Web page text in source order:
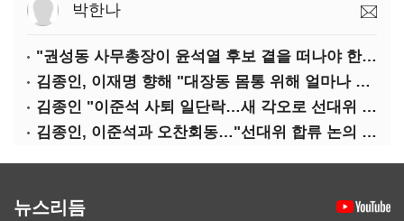
박한나
"권성동 사무총장이 윤석열 후보 곁을 떠나야 한다"
김종인, 이재명 향해 "대장동 몸통 위해 얼마나 죽어야 하나"
김종인 "이준석 사퇴 일단락…새 각오로 선대위 꾸리겠다"
김종인, 이준석과 오찬회동…"선대위 합류 논의 없었다"(종합)
뉴스리듬